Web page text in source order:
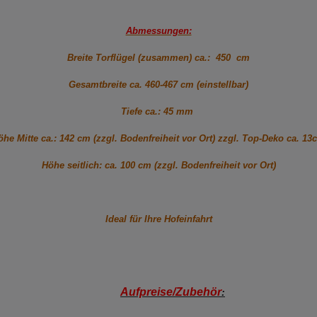
Abmessungen:
Breite Torflügel (zusammen) ca.: 450 cm
Gesamtbreite ca. 460-467 cm (einstellbar)
Tiefe ca.: 45 mm
Mitte ca.: 142 cm (zzgl. Bodenfreiheit vor Ort) zzgl. Top-Deko ca.
Höhe seitlich: ca. 100 cm (zzgl. Bodenfreiheit vor Ort)
Ideal für Ihre Hofeinfahrt
Aufpreise/Zubehör: